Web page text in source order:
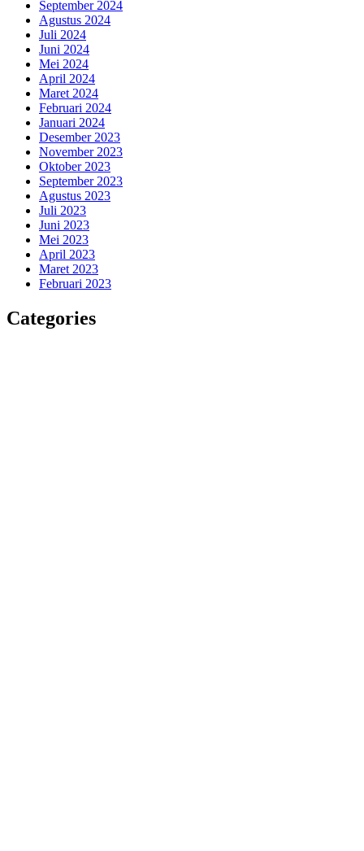
September 2024
Agustus 2024
Juli 2024
Juni 2024
Mei 2024
April 2024
Maret 2024
Februari 2024
Januari 2024
Desember 2023
November 2023
Oktober 2023
September 2023
Agustus 2023
Juli 2023
Juni 2023
Mei 2023
April 2023
Maret 2023
Februari 2023
Categories